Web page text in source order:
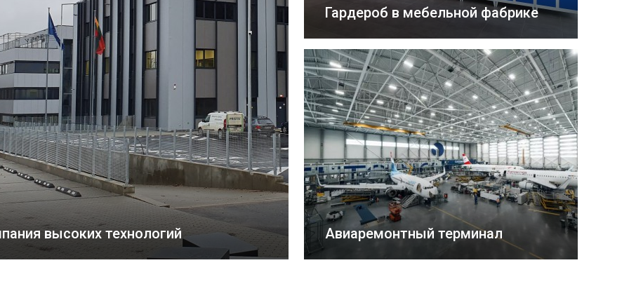
высоких технологий
Гардероб в мебельной фабрике
Авиаремонтный терминал